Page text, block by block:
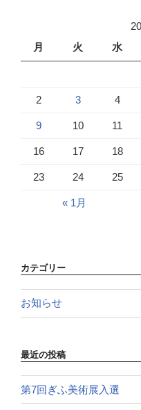
月
火 水
2 3 4
9 10 11
16 17 18
23 24 25
« 1月
カテゴリー
お知らせ
最近の投稿
第7回ぎふ美術展入選